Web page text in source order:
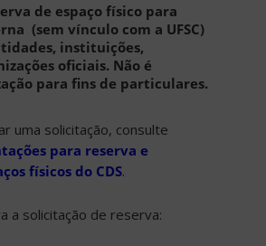
de espaço físico para
(sem vínculo com a UFSC)
instituições,
oficiais. Não é
para fins de particulares.
uma solicitação, consulte
para reserva e
físicos do CDS.
a solicitação de reserva: